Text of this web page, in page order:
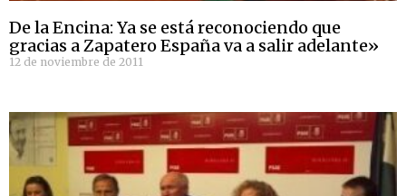
De la Encina: Ya se está reconociendo que
gracias a Zapatero España va a salir adelante»
12 de noviembre de 2011